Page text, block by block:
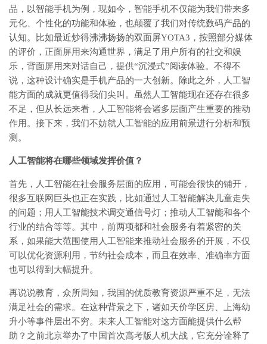
品，以智能手机为例，现如今，智能手机不仅能为我们带来多
元化、个性化的功能和体验，也颠覆了我们对传统数码产品的
认知。比如最近炒得沸沸扬扬的双面屏YOTA3，按照部分媒体
的评价，正面屏用来沟通世界，满足了用户所有的社交和娱
乐，背面屏用来对话自己，提供“沉浸式”阅读体验。不得不
说，这种设计确实是手机产品的一大创新。除此之外，人工智
能方面的成就更值得我们尖叫。虽然人工智能现在还存在很多
不足，但从长远来看，人工智能将会诸多层面产生重要的推动
作用。接下来，我们不妨就人工智能的应用前景进行分析和预
测。
人工智能将在哪些领域发挥价值？
首先，人工智能在社会服务层面的应用，可能会很快的铺开，
很多互联网巨头也正在实践，比如通过人工智能解决儿童走失
的问题；用人工智能技术调交通信号灯；推动人工智能和各个
行业的结合等等。其中，前两项都和社会服务有着紧密的关
系，如果能大范围使用人工智能来推动社会服务的开展，不仅
可以优化资源利用，节约社会成本，而且在效率、准确率方面
也可以得到大幅提升。
再说说教育，众所周知，我国的优质教育资源严重不足，无法
满足社会的需求。在这种背景之下，诸如天价学区房、上海幼
升小等事件层出不穷。未来人工智能对这方面能提供什么帮
助？之前北京举办了中国首次高考版人机大战，它充分诠释了